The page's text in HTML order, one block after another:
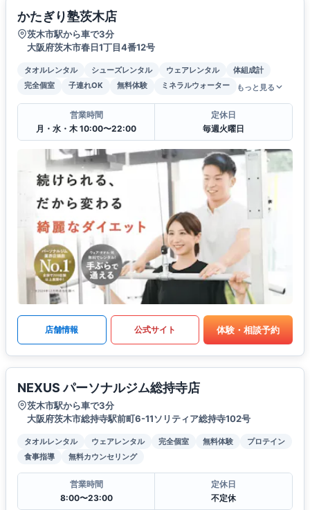
かたぎり塾茨木店
茨木市駅から車で3分
大阪府茨木市春日1丁目4番12号
タオルレンタル シューズレンタル ウェアレンタル
体組成計
完全個室
子連れOK 無料体験 ミネラルウォーター もっと見る
営業時間
月・水・木 10:00〜22:00
定休日
毎週火曜日
店舗情報 公式サイト 体験・相談予約
NEXUS パーソナルジム総持寺店
茨木市駅から車で3分
大阪府茨木市総持寺駅前町6-11ソリティア総持寺102号
タオルレンタル ウェアレンタル 完全個室 無料体験
プロテイン
食事指導
無料カウンセリング
営業時間
8:00〜23:00
定休日
不定休